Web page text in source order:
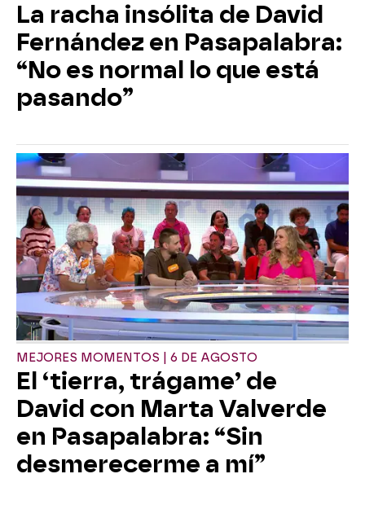
La racha insólita de David
Fernández en Pasapalabra:
“No es normal lo que está
pasando”
MEJORES MOMENTOS | 6 DE AGOSTO
El ‘tierra, trágame’ de
David con Marta Valverde
en Pasapalabra: “Sin
desmerecerme a mí”